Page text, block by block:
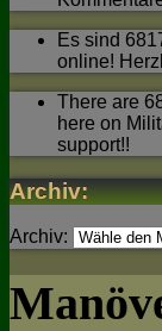
Es sind
online!
There are
here on
support!!
Archiv:
Archiv: